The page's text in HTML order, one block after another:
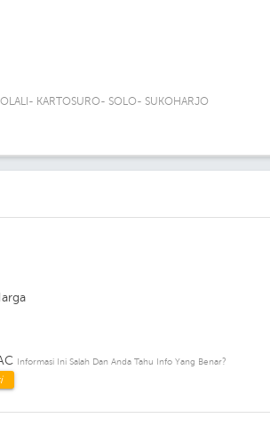
KARTOSURO- SOLO- SUKOHARJO
Informasi Ini Salah Dan Anda Tahu Info Yang Benar?